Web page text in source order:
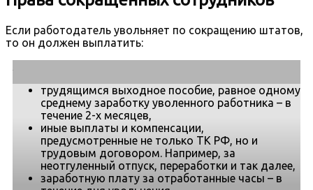
Если работодатель увольняет по сокращению штатов,
то он должен выплатить:
трудящимся выходное пособие, равное одному
среднему заработку уволенного работника – в
течение 2-х месяцев,
иные выплаты и компенсации,
предусмотренные не только ТК РФ, но и
трудовым договором. Например, за
неотгуленный отпуск, переработки и так далее,
заработную плату за отработанные часы – в